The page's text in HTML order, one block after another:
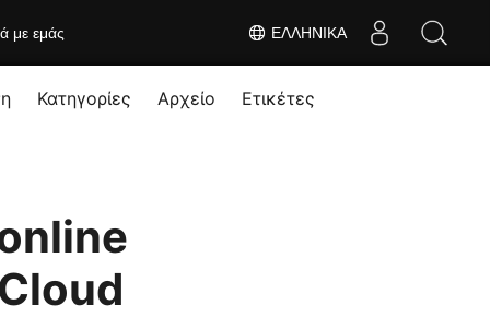
ΕΛΛΗΝΙΚΆ
με εμάς
Κατηγορίες Αρχείο Ετικέτες